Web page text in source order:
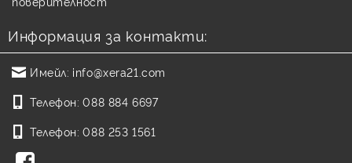
Информация за контакти:
Имейл: info@xera21.com
Телефон: 088 884 6697
Телефон: 088 253 1561